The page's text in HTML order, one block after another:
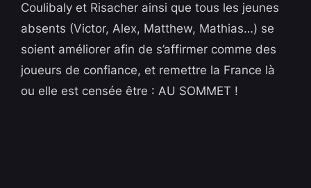
Coulibaly et Risacher ainsi que tous les jeunes
absents (Victor, Alex, Matthew, Mathias…) se
soient améliorer afin de s’affirmer comme des
joueurs de confiance, et remettre la France là
ou elle est censée être : AU SOMMET !